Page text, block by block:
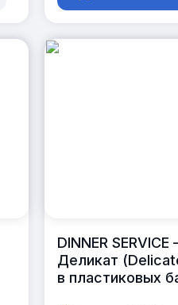
DINNER
Деликат
в пластиковых